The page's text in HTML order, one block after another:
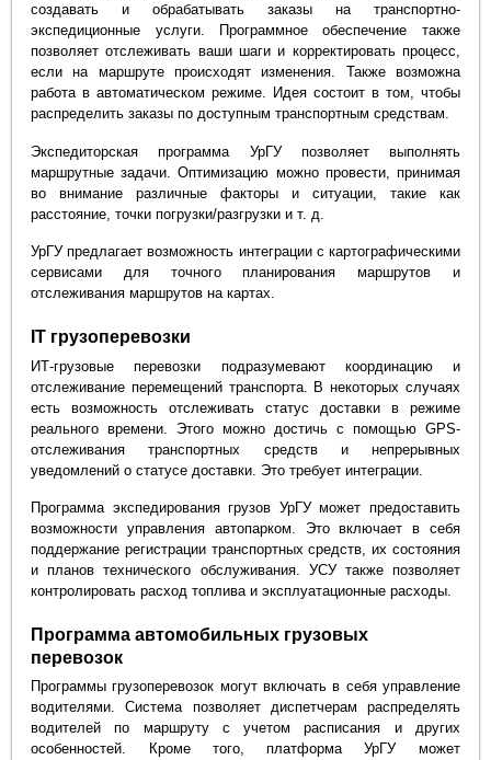
создавать и обрабатывать заказы на транспортно-
экспедиционные услуги. Программное обеспечение также
позволяет отслеживать ваши шаги и корректировать процесс,
если на маршруте происходят изменения. Также возможна
работа в автоматическом режиме. Идея состоит в том, чтобы
распределить заказы по доступным транспортным средствам.
Экспедиторская программа УрГУ позволяет выполнять
маршрутные задачи. Оптимизацию можно провести, принимая
во внимание различные факторы и ситуации, такие как
расстояние, точки погрузки/разгрузки и т. д.
УрГУ предлагает возможность интеграции с картографическими
сервисами для точного планирования маршрутов и
отслеживания маршрутов на картах.
IT грузоперевозки
ИТ-грузовые перевозки подразумевают координацию и
отслеживание перемещений транспорта. В некоторых случаях
есть возможность отслеживать статус доставки в режиме
реального времени. Этого можно достичь с помощью GPS-
отслеживания транспортных средств и непрерывных
уведомлений о статусе доставки. Это требует интеграции.
Программа экспедирования грузов УрГУ может предоставить
возможности управления автопарком. Это включает в себя
поддержание регистрации транспортных средств, их состояния
и планов технического обслуживания. УСУ также позволяет
контролировать расход топлива и эксплуатационные расходы.
Программа автомобильных грузовых
перевозок
Программы грузоперевозок могут включать в себя управление
водителями. Система позволяет диспетчерам распределять
водителей по маршруту с учетом расписания и других
особенностей. Кроме того, платформа УрГУ может